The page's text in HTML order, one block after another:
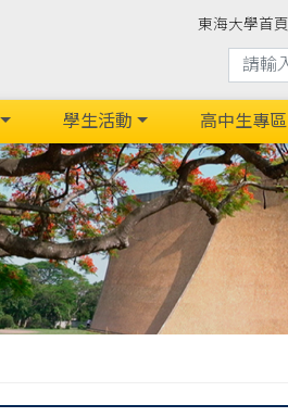
東海大學首頁
學生活動 高中生專區